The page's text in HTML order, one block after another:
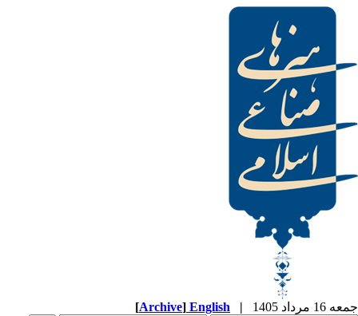
|
English
[ Archive